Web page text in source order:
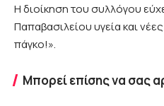
Η διοίκηση του συλλόγου
Παπαβασιλείου υγεία και
πάγκο!».
Μπορεί επίσης να σας